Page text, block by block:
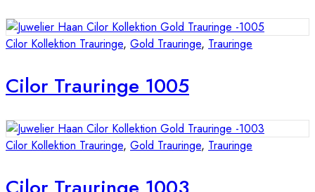
Cilor Kollektion Trauringe, Gold Trauringe, Trauringe
Cilor Trauringe 1005
Cilor Kollektion Trauringe, Gold Trauringe, Trauringe